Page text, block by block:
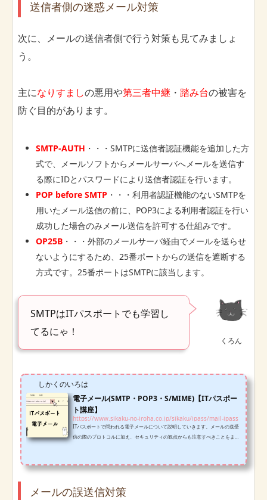
送信者側の迷惑メール対策
次に、メールの送信者側で行う対策も見てみましょ
う。
主になりすましの悪用や第三者中継 ・ 踏み台の被害を
防ぐ目的があります。
SMTP-AUTH ・・・SMTPに送信者認証機能を追加した方
式で、メールソフトからメールサーバへメールを送信す
る際にIDとパスワードにより送信者認証を行います。
POP before SMTP ・・・利用者認証機能のないSMTPを
用いたメール送信の前に、POP3による利用者認証を行い
成功した場合のみメール送信を許可する仕組みです。
OP25B ・・・外部のメールサーバ経由でメールを送らせ
ないようにするため、25番ポートからの送信を遮断する
方式です。25番ポートはSMTPに該当します。
くろん
SMTPはITパスポートでも学習し
てるにゃ！
しかくのいろは
電子メール(SMTP・POP3・S/MIME)【ITパスポー
ト講座】
https://www.sikaku-no-iroha.co.jp/sikaku/ipass/mail-ipass
ITパスポートで問われる電子メールについて説明していきます。メールの送受
信の際のプロトコルに加え、セキュリティの観点からも注意すべきことをまと
メールの誤送信対策